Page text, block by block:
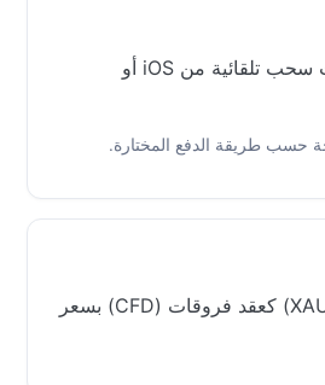
تداوَل واطلب عمليات سحب تلقائية من iOS أو
حسب طريقة الدفع المختارة.
تداول الذهب (XAU/USD) كعقد فروقات (CFD) بسعر